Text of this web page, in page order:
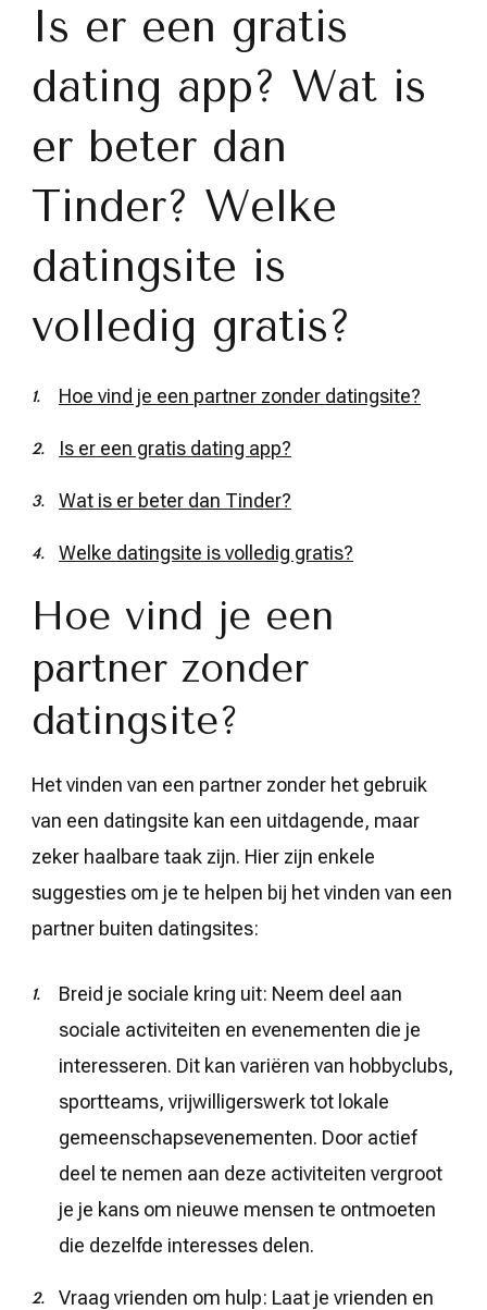
Is er een gratis
dating app? Wat is
er beter dan
Tinder? Welke
datingsite is
volledig gratis?
Hoe vind je een partner zonder datingsite?
Is er een gratis dating app?
Wat is er beter dan Tinder?
Welke datingsite is volledig gratis?
Hoe vind je een
partner zonder
datingsite?
Het vinden van een partner zonder het gebruik
van een datingsite kan een uitdagende, maar
zeker haalbare taak zijn. Hier zijn enkele
suggesties om je te helpen bij het vinden van een
partner buiten datingsites:
Breid je sociale kring uit: Neem deel aan
sociale activiteiten en evenementen die je
interesseren. Dit kan variëren van hobbyclubs,
sportteams, vrijwilligerswerk tot lokale
gemeenschapsevenementen. Door actief
deel te nemen aan deze activiteiten vergroot
je je kans om nieuwe mensen te ontmoeten
die dezelfde interesses delen.
Vraag vrienden om hulp: Laat je vrienden en